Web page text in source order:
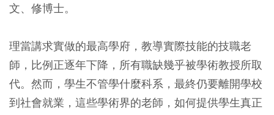
文、修博士。
理當講求實做的最高學府，教導實際技能的技職老
師，比例正逐年下降，所有職缺幾乎被學術教授所取
代。然而，學生不管學什麼科系，最終仍要離開學校
到社會就業，這些學術界的老師，如何提供學生真正